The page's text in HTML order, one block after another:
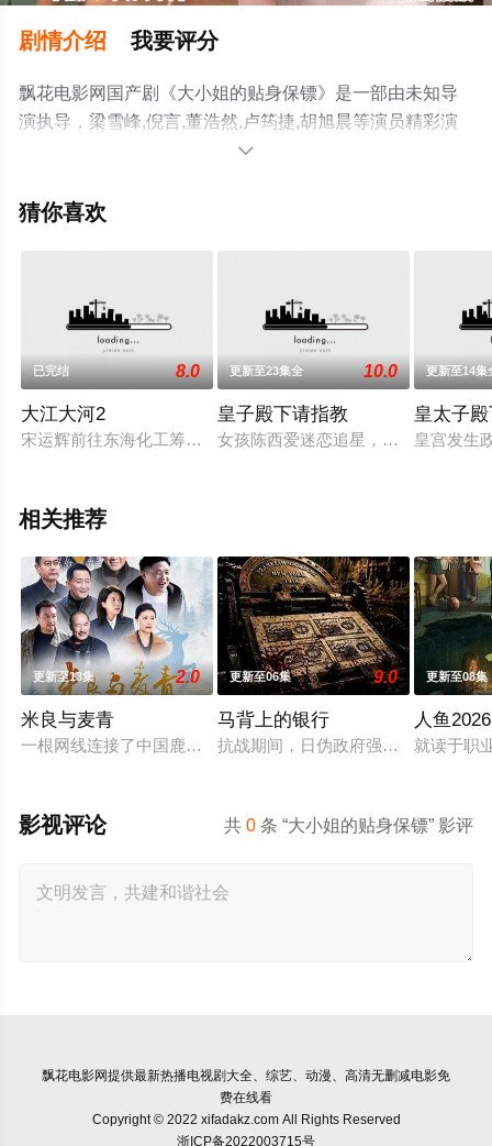
剧情介绍 我要评分
飘花电影网国产剧《大小姐的贴身保镖》是一部由未知导
演执导，梁雪峰,倪言,董浩然,卢筠捷,胡旭晨等演员精彩演
绎的大陆电视剧，手机免费观看高清未删减完整版电视剧
电视猫或剧情网等平台了解。

猜你喜欢
已完结 8.0
大江大河2
宋运辉前往东海化工筹备处报到，成为东海化工领导班子里最
更新至23集全 10.0
皇子殿下请指教
女孩陈西爱迷恋追星，一场事故之后
更新至14集
皇太子
皇宫发生
相关推荐
更新至13集 2.0
米良与麦青
一根网线连接了中国鹿鸣村和英国牛津，麦香通过视频向米良
更新至06集 9.0
马背上的银行
抗战期间，日伪政府强行推广、使用
更新至08集
人鱼2026
就读于职
共0 条 “大小姐的贴身保镖” 影评
影视评论
飘花电影网提供最新热播电视剧大全、综艺、动漫、高清无删减电影免
费在线看
Copyright © 2022 xifadakz.com All Rights Reserved
浙ICP备2022003715号